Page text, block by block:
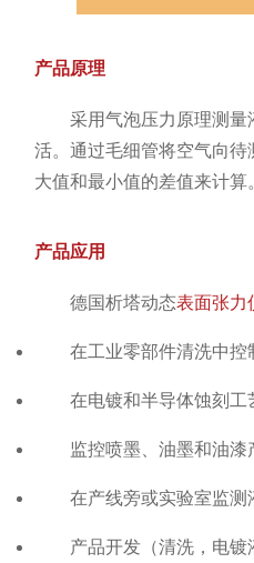
产品原理
采用气泡压力原理测
活。通过毛细管将空气向
大值和最小值的差值来计
产品应用
德国析塔动态表面张力
在工业零部件清洗中
在电镀和半导体蚀刻
监控喷墨、油墨和油漆
在产线旁或实验室监测
产品开发（清洗，电